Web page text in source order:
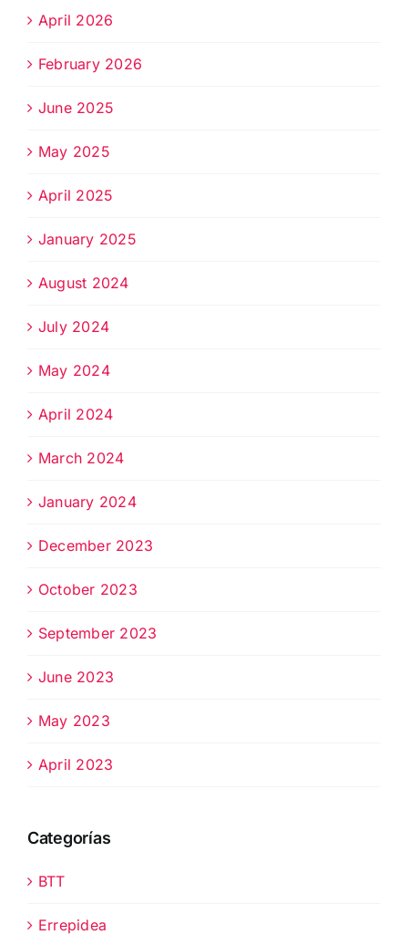
April 2026
February 2026
June 2025
May 2025
April 2025
January 2025
August 2024
July 2024
May 2024
April 2024
March 2024
January 2024
December 2023
October 2023
September 2023
June 2023
May 2023
April 2023
Categorías
BTT
Errepidea